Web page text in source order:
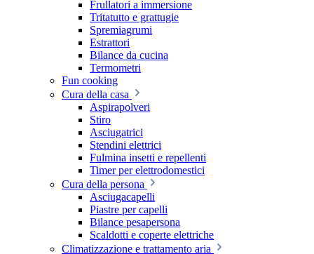
Frullatori a immersione
Tritatutto e grattugie
Spremiagrumi
Estrattori
Bilance da cucina
Termometri
Fun cooking
Cura della casa
Aspirapolveri
Stiro
Asciugatrici
Stendini elettrici
Fulmina insetti e repellenti
Timer per elettrodomestici
Cura della persona
Asciugacapelli
Piastre per capelli
Bilance pesapersona
Scaldotti e coperte elettriche
Climatizzazione e trattamento aria